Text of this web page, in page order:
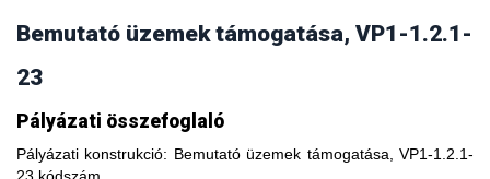
Bemutató üzemek támogatása, VP1-1.2.1-
23
Pályázati összefoglaló
Pályázati konstrukció: Bemutató üzemek támogatása, VP1-1.2.1-
A fajtakísérleti és fajtakitermesztési állomások
modernizálásával, olyan növényfajta kísérleteket lehet
végezni, melyekkel limitálhatóak a mezőgazdasági termesztés
bizonytalanságából adódó negatív hatások, növelhető a